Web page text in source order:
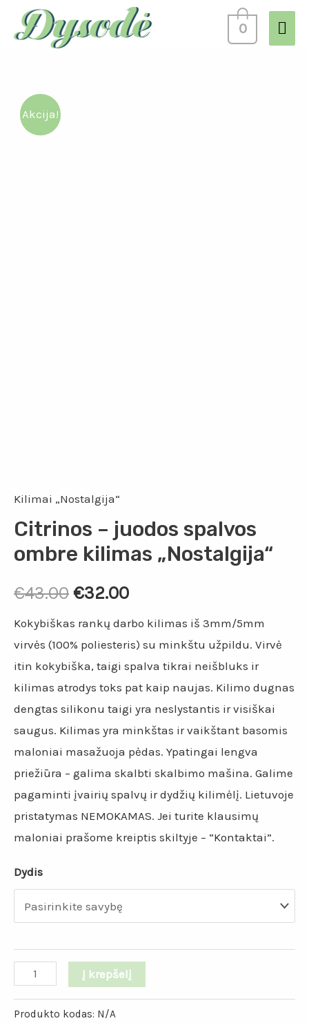
0
Akcija!
Kilimai „Nostalgija“
Citrinos – juodos spalvos
ombre kilimas „Nostalgija“
€43.00 €32.00
Kokybiškas rankų darbo kilimas iš 3mm/5mm
virvės (100% poliesteris) su minkštu užpildu. Virvė
itin kokybiška, taigi spalva tikrai neišbluks ir
kilimas atrodys toks pat kaip naujas. Kilimo dugnas
dengtas silikonu taigi yra neslystantis ir visiškai
saugus. Kilimas yra minkštas ir vaikštant basomis
maloniai masažuoja pėdas. Ypatingai lengva
priežiūra – galima skalbti skalbimo mašina. Galime
pagaminti įvairių spalvų ir dydžių kilimėlį. Lietuvoje
pristatymas NEMOKAMAS. Jei turite klausimų
maloniai prašome kreiptis skiltyje – “Kontaktai”.
Dydis
Į krepšelį
Produkto kodas: N/A